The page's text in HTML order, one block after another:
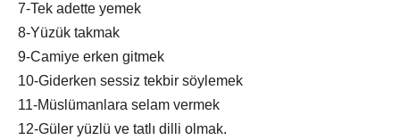
7-Tek adette yemek
8-Yüzük takmak
9-Camiye erken gitmek
10-Giderken sessiz tekbir söylemek
11-Müslümanlara selam vermek
12-Güler yüzlü ve tatlı dilli olmak.